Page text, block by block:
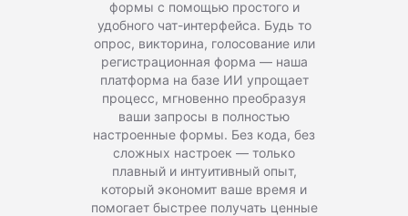
формы с помощью простого и
удобного чат-интерфейса. Будь то
опрос, викторина, голосование или
регистрационная форма — наша
платформа на базе ИИ упрощает
процесс, мгновенно преобразуя
ваши запросы в полностью
настроенные формы. Без кода, без
сложных настроек — только
плавный и интуитивный опыт,
который экономит ваше время и
помогает быстрее получать ценные